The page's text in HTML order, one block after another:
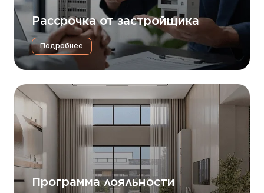
Рассрочка от застройщика
Подробнее
Программа лояльности